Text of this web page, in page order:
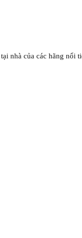
nhà của các hãng nổi